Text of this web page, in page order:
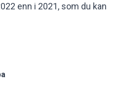
enn i 2021, som du kan